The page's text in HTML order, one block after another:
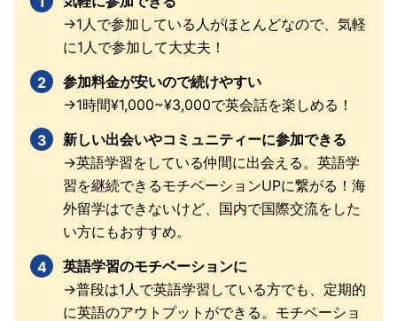
→1人で参加している人がほとんどなので、気軽
に1人で参加して大丈夫！
参加料金が安いので続けやすい
→1時間¥1,000~¥3,000で英会話を楽しめる！
新しい出会いやコミュニティーに参加できる
→英語学習をしている仲間に出会える。英語学
習を継続できるモチベーションUPに繋がる！海
外留学はできないけど、国内で国際交流をした
い方にもおすすめ。
英語学習のモチベーションに
→普段は1人で英語学習している方でも、定期的
に英語のアウトプットができる。モチベーショ